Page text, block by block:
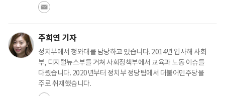
주희연 기자
정치부에서 청와대를 담당하고 있습니다. 2014년 입사해 사회
부, 디지털뉴스부를 거쳐 사회정책부에서 교육과 노동 이슈를
다뤘습니다. 2020년부터 정치부 정당팀에서 더불어민주당을
주로 취재했습니다.